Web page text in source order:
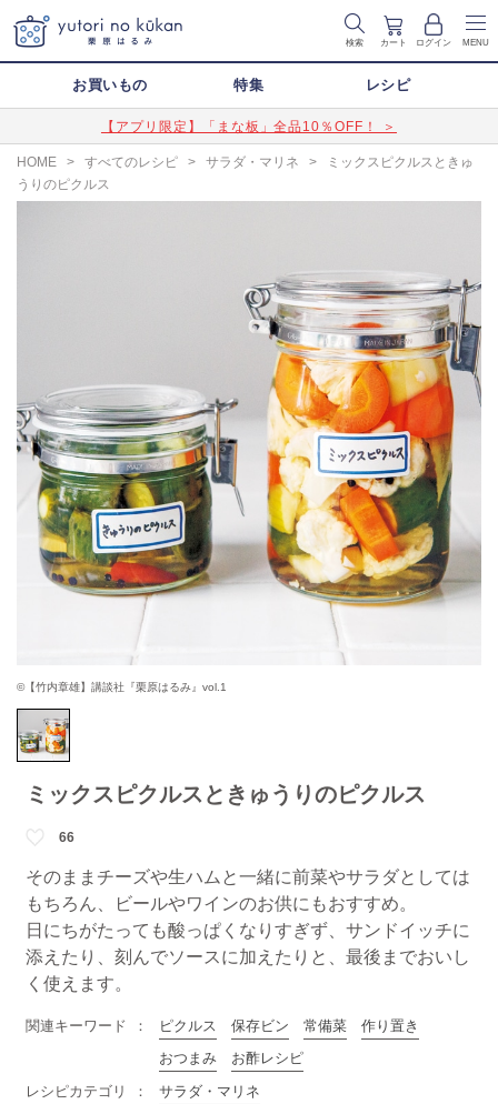
検索 カート ログイン MENU
お買いもの 特集 レシピ
【アプリ限定】「まな板」全品10％OFF！ ＞
HOME > すべてのレシピ > サラダ・マリネ >
ミックスピクルスときゅ
うりのピクルス
©【竹内章雄】講談社『栗原はるみ』vol.1
ミックスピクルスときゅうりのピクルス
66
そのままチーズや生ハムと一緒に前菜やサラダとしては
もちろん、ビールやワインのお供にもおすすめ。
日にちがたっても酸っぱくなりすぎず、サンドイッチに
添えたり、刻んでソースに加えたりと、最後までおいし
く使えます。
関連キーワード ピクルス 保存ビン 常備菜
作り置き
おつまみ
お酢レシピ
レシピカテゴリ
サラダ・マリネ